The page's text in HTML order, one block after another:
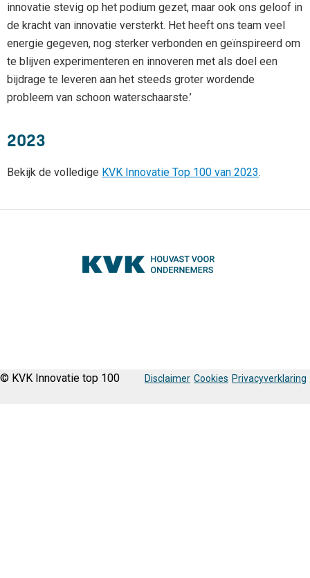
innovatie stevig op het podium gezet, maar ook ons geloof in
de kracht van innovatie versterkt. Het heeft ons team veel
energie gegeven, nog sterker verbonden en geïnspireerd om
te blijven experimenteren en innoveren met als doel een
bijdrage te leveren aan het steeds groter wordende
probleem van schoon waterschaarste.’
2023
Bekijk de volledige KVK Innovatie Top 100 van 2023.
© KVK Innovatie top 100 Disclaimer Cookies Privacyverklaring